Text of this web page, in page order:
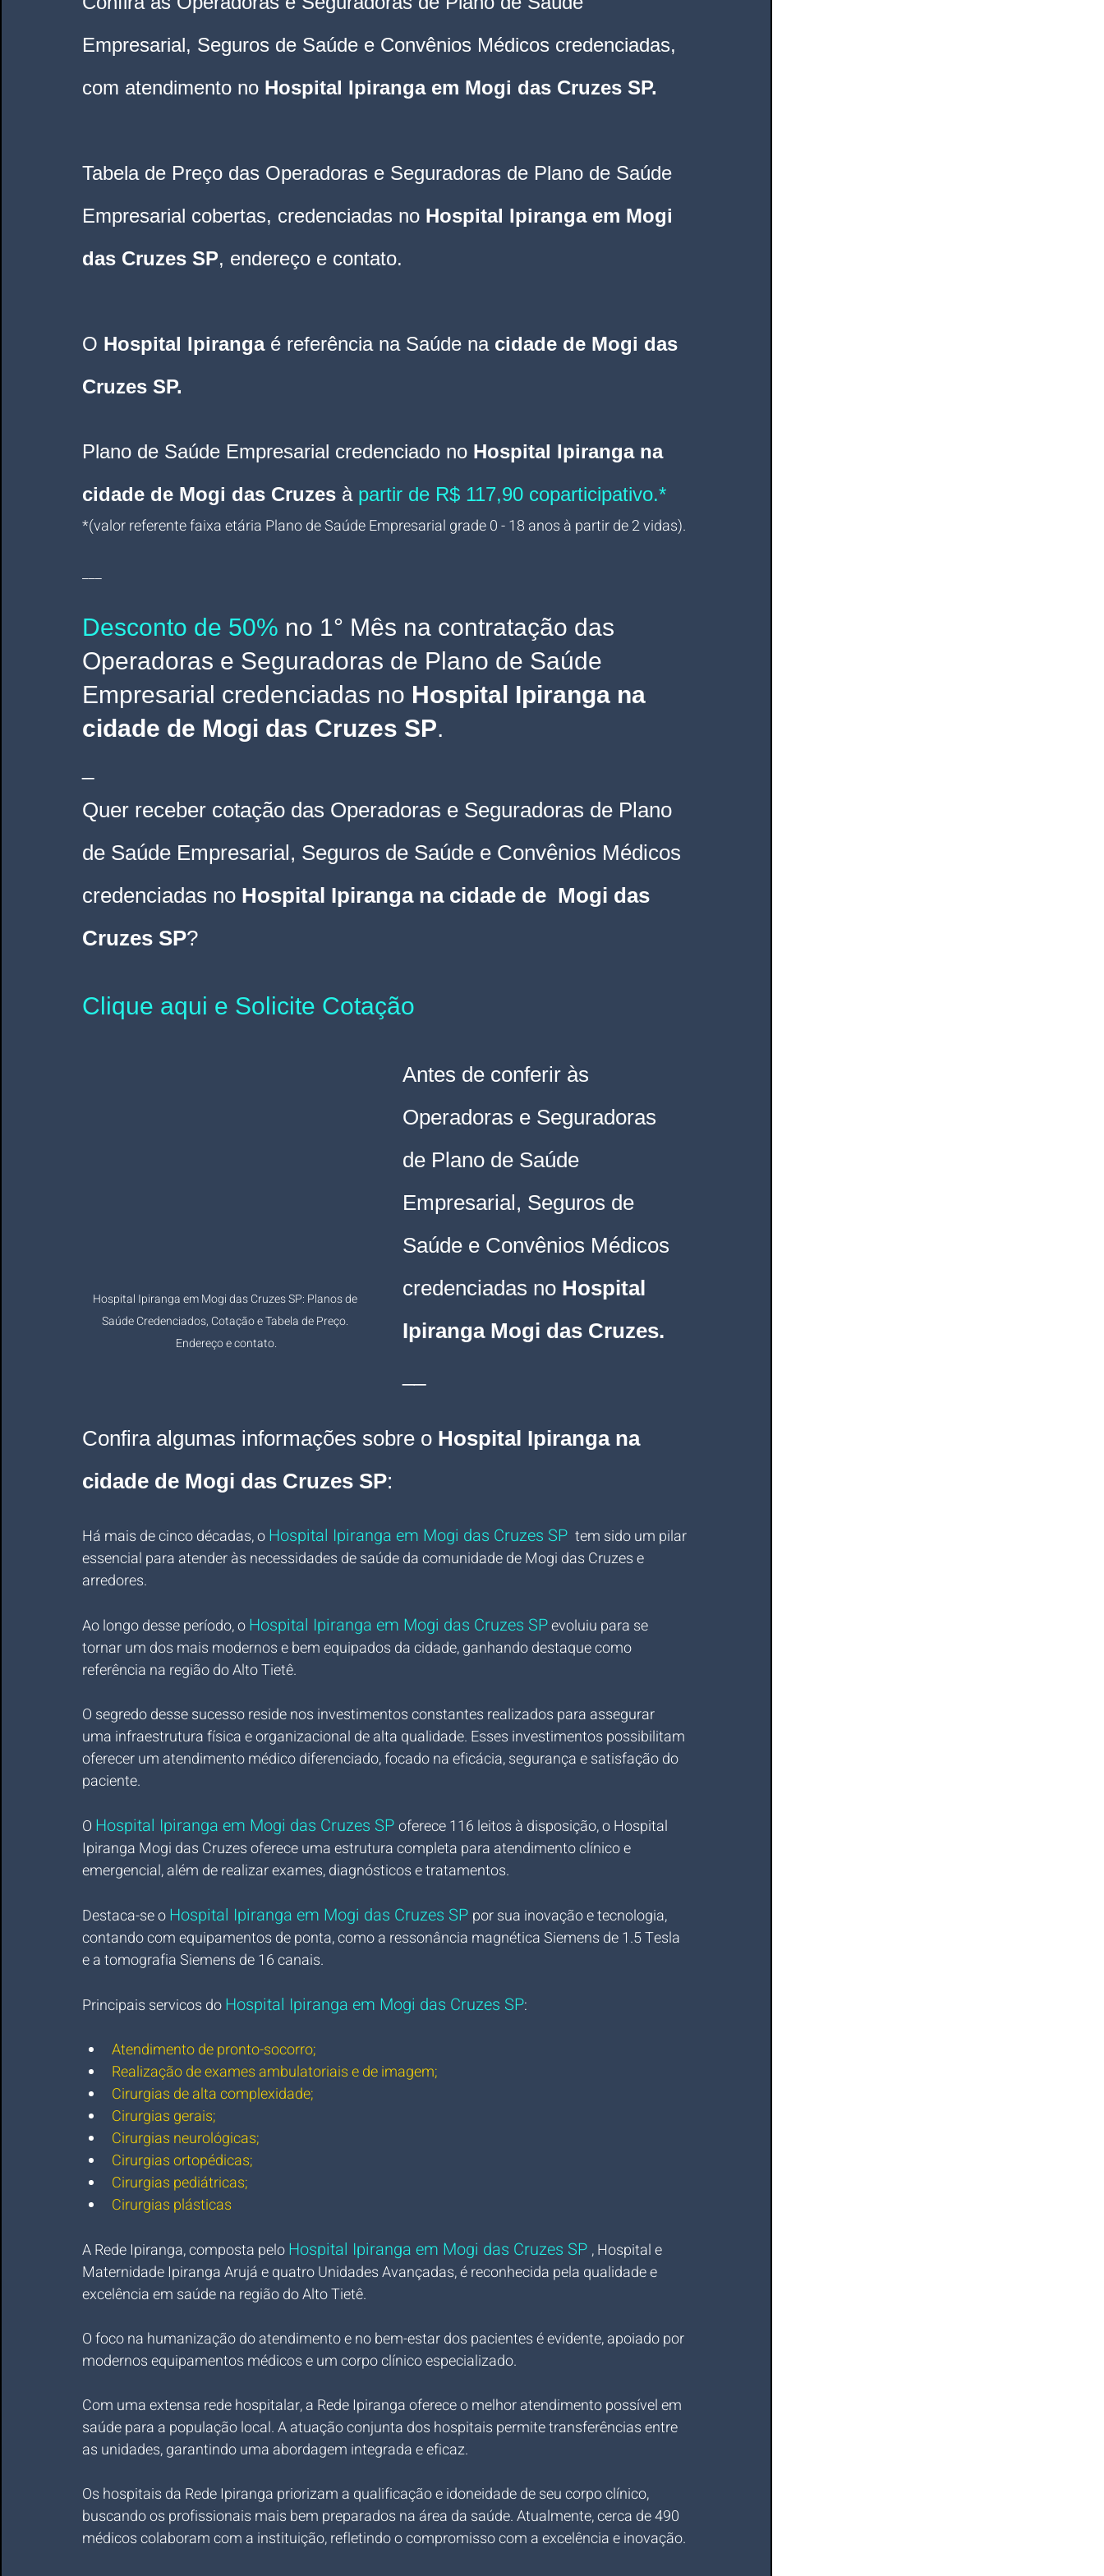
Empresarial, Seguros de Saúde e Convênios Médicos credenciadas,
com atendimento no Hospital Ipiranga em Mogi das Cruzes SP.
Tabela de Preço das Operadoras e Seguradoras de Plano de Saúde
Empresarial cobertas, credenciadas no Hospital Ipiranga em Mogi
das Cruzes SP, endereço e contato.
O Hospital Ipiranga é referência na Saúde na cidade de Mogi das
Cruzes SP.
Plano de Saúde Empresarial credenciado no Hospital Ipiranga na
cidade de Mogi das Cruzes à partir de R$ 117,90 coparticipativo.*
*(valor referente faixa etária Plano de Saúde Empresarial grade 0 - 18 anos à partir de 2 vidas).
___
Desconto de 50% no 1° Mês na contratação das
Operadoras e Seguradoras de Plano de Saúde
Empresarial credenciadas no Hospital Ipiranga na
cidade de Mogi das Cruzes SP.
Quer receber cotação das Operadoras e Seguradoras de Plano
de Saúde Empresarial, Seguros de Saúde e Convênios Médicos
credenciadas no Hospital Ipiranga na cidade de  Mogi das
Cruzes SP?
Clique aqui e Solicite Cotação
Hospital Ipiranga em Mogi das Cruzes SP: Planos de
Saúde Credenciados, Cotação e Tabela de Preço.
Endereço e contato.
Antes de conferir às
Operadoras e Seguradoras
de Plano de Saúde
Empresarial, Seguros de
Saúde e Convênios Médicos
credenciadas no Hospital
Ipiranga Mogi das Cruzes.
Confira algumas informações sobre o Hospital Ipiranga na
cidade de Mogi das Cruzes SP:
Há mais de cinco décadas, o Hospital Ipiranga em Mogi das Cruzes SP tem sido um pilar
essencial para atender às necessidades de saúde da comunidade de Mogi das Cruzes e
arredores.
Ao longo desse período, o Hospital Ipiranga em Mogi das Cruzes SP evoluiu para se
tornar um dos mais modernos e bem equipados da cidade, ganhando destaque como
referência na região do Alto Tietê.
O segredo desse sucesso reside nos investimentos constantes realizados para assegurar
uma infraestrutura física e organizacional de alta qualidade. Esses investimentos possibilitam
oferecer um atendimento médico diferenciado, focado na eficácia, segurança e satisfação do
paciente.
O Hospital Ipiranga em Mogi das Cruzes SP oferece 116 leitos à disposição, o Hospital
Ipiranga Mogi das Cruzes oferece uma estrutura completa para atendimento clínico e
emergencial, além de realizar exames, diagnósticos e tratamentos.
Destaca-se o Hospital Ipiranga em Mogi das Cruzes SP por sua inovação e tecnologia,
contando com equipamentos de ponta, como a ressonância magnética Siemens de 1.5 Tesla
e a tomografia Siemens de 16 canais.
Principais servicos do Hospital Ipiranga em Mogi das Cruzes SP:
Atendimento de pronto-socorro;
Realização de exames ambulatoriais e de imagem;
Cirurgias de alta complexidade;
Cirurgias gerais;
Cirurgias neurológicas;
Cirurgias ortopédicas;
Cirurgias pediátricas;
Cirurgias plásticas
A Rede Ipiranga, composta pelo Hospital Ipiranga em Mogi das Cruzes SP , Hospital e
Maternidade Ipiranga Arujá e quatro Unidades Avançadas, é reconhecida pela qualidade e
excelência em saúde na região do Alto Tietê.
O foco na humanização do atendimento e no bem-estar dos pacientes é evidente, apoiado por
modernos equipamentos médicos e um corpo clínico especializado.
Com uma extensa rede hospitalar, a Rede Ipiranga oferece o melhor atendimento possível em
saúde para a população local. A atuação conjunta dos hospitais permite transferências entre
as unidades, garantindo uma abordagem integrada e eficaz.
Os hospitais da Rede Ipiranga priorizam a qualificação e idoneidade de seu corpo clínico,
buscando os profissionais mais bem preparados na área da saúde. Atualmente, cerca de 490
médicos colaboram com a instituição, refletindo o compromisso com a excelência e inovação.